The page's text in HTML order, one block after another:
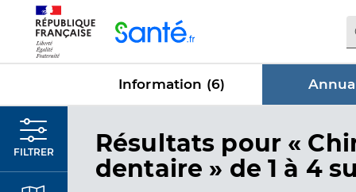
Information (6)
FILTRER Résultats dans
pour «
dentaire » de 1 à 4
Panneau de gestion des cookies